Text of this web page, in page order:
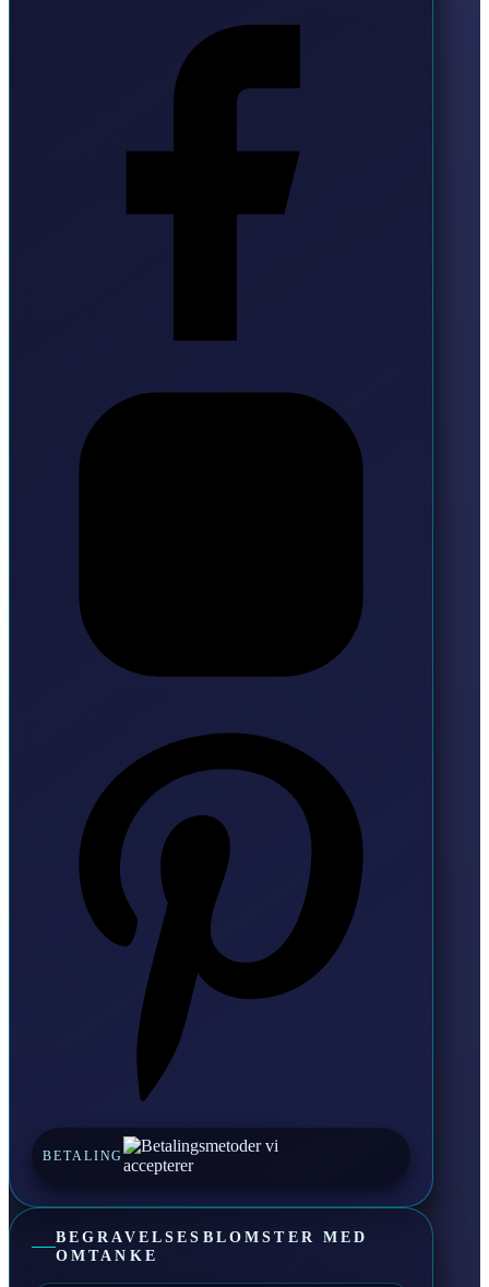
BETALING
BEGRAVELSESBLOMSTER MED
OMTANKE